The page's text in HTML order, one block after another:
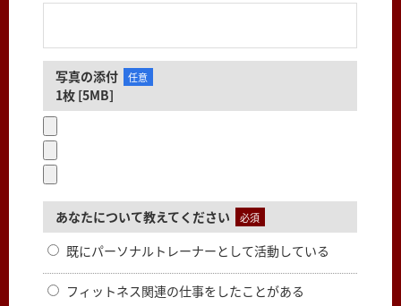
写真の添付 任意
1枚 [5MB]
あなたについて教えてください 必須
既にパーソナルトレーナーとして活動している
フィットネス関連の仕事をしたことがある